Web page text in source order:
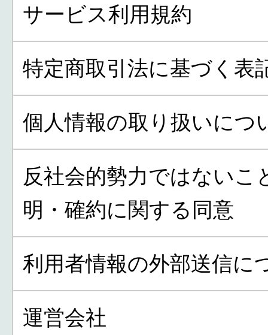
サービス利用規約
特定商取引法に基づく表
個人情報の取り扱いにつ
反社会的勢力ではないこ
明・確約に関する同意
利用者情報の外部送信に
運営会社